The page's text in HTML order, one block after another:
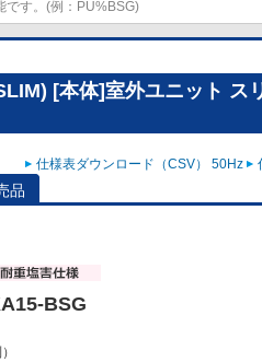
[本体]室外ユニット ス
仕様表ダウンロード（CSV） 50Hz
品
BSG